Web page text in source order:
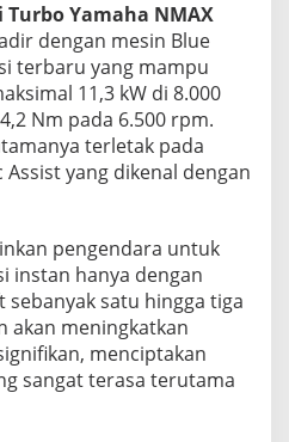
Yamaha NMAX
dengan mesin Blue
terbaru yang mampu
11,3 kW di 8.000
Nm pada 6.500 rpm.
terletak pada
yang dikenal dengan
pengendara untuk
instan hanya dengan
sebanyak satu hingga tiga
akan meningkatkan
menciptakan
sangat terasa terutama